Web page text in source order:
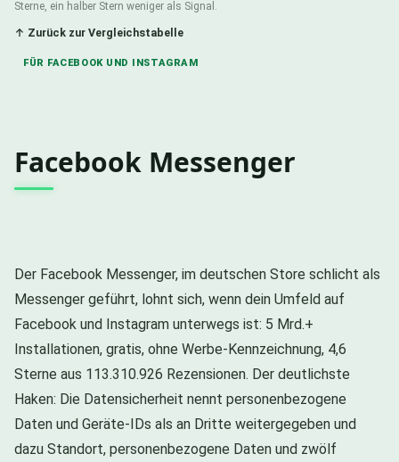
Sterne, ein halber Stern weniger als Signal.
↑ Zurück zur Vergleichstabelle
FÜR FACEBOOK UND INSTAGRAM
Facebook Messenger
Der Facebook Messenger, im deutschen Store schlicht als
Messenger geführt, lohnt sich, wenn dein Umfeld auf
Facebook und Instagram unterwegs ist: 5 Mrd.+
Installationen, gratis, ohne Werbe-Kennzeichnung, 4,6
Sterne aus 113.310.926 Rezensionen. Der deutlichste
Haken: Die Datensicherheit nennt personenbezogene
Daten und Geräte-IDs als an Dritte weitergegeben und
dazu Standort, personenbezogene Daten und zwölf